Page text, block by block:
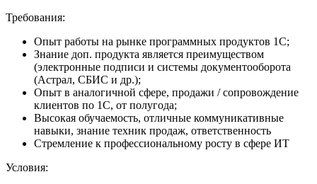
Требования:
Опыт работы на рынке программных продуктов 1С;
Знание доп. продукта является преимуществом
(электронные подписи и системы документооборота
(Астрал, СБИС и др.);
Опыт в аналогичной сфере, продажи / сопровождение
клиентов по 1С, от полугода;
Высокая обучаемость, отличные коммуникативные
навыки, знание техник продаж, ответственность
Стремление к профессиональному росту в сфере ИТ
Условия: